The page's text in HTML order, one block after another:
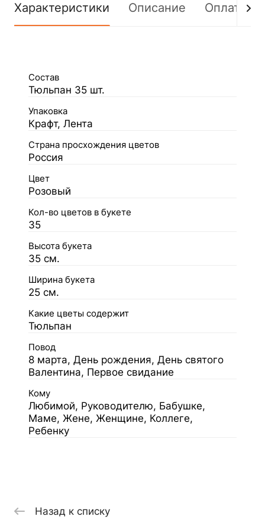
Характеристики Описание Оплата
Состав
Тюльпан 35 шт.
Упаковка
Крафт, Лента
Страна просхождения цветов
Россия
Цвет
Розовый
Кол-во цветов в букете
35
Высота букета
35 см.
Ширина букета
25 см.
Какие цветы содержит
Тюльпан
Повод
8 марта, День рождения, День святого
Валентина, Первое свидание
Кому
Любимой, Руководителю, Бабушке,
Маме, Жене, Женщине, Коллеге,
Ребенку
Назад к списку